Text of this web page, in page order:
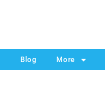
Blog More